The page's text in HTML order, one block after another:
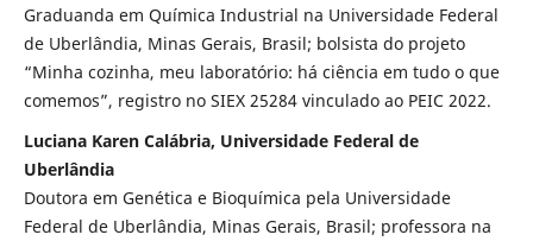
Graduanda em Química Industrial na Universidade Federal
de Uberlândia, Minas Gerais, Brasil; bolsista do projeto
“Minha cozinha, meu laboratório: há ciência em tudo o que
comemos”, registro no SIEX 25284 vinculado ao PEIC 2022.
Luciana Karen Calábria, Universidade Federal de
Uberlândia
Doutora em Genética e Bioquímica pela Universidade
Federal de Uberlândia, Minas Gerais, Brasil; professora na